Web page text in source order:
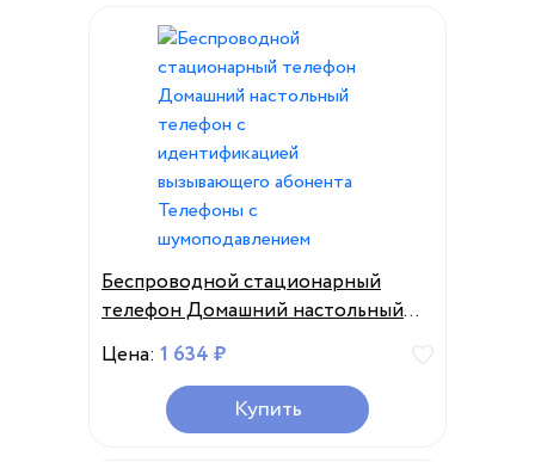
Беспроводной стационарный
телефон Домашний настольный
телефон с идентификацией
вызывающего абонента Телефоны
с шумоподавлением
Цена: 1 634 ₽
Купить